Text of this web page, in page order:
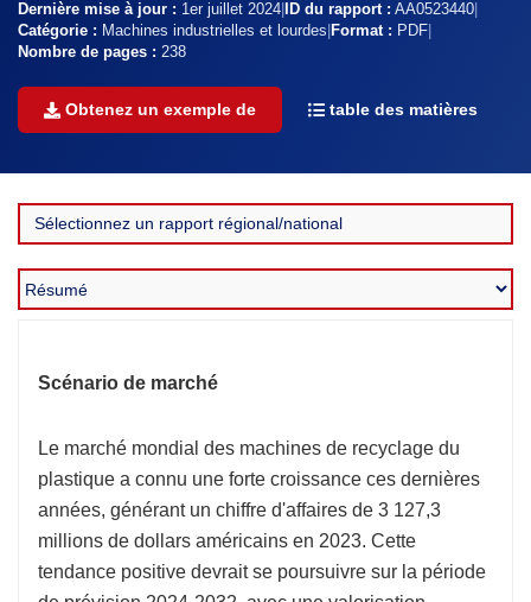
Dernière mise à jour : 1er juillet 2024 ID du rapport : AA0523440
Catégorie : Machines industrielles et lourdes Format : PDF
Nombre de pages : 238
Obtenez un exemple de table des matières
Scénario de marché
Le marché mondial des machines de recyclage du
plastique a connu une forte croissance ces dernières
années, générant un chiffre d'affaires de 3 127,3
millions de dollars américains en 2023. Cette
tendance positive devrait se poursuivre sur la période